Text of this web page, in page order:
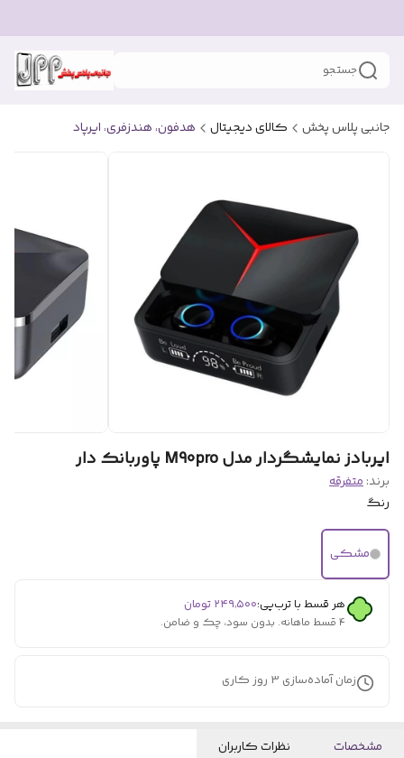
جستجو
جانبی پلاس پخش کالای دیجیتال هدفون، هندزفری، ایرپاد
ایربادز نمایشگردار مدل M90pro پاوربانک دار
برند:متفرقه
رنگ
مشکی
هر قسط با ترب‌پی:۲۴۹٬۵۰۰ تومان
۴ قسط ماهانه. بدون سود، چک و ضامن.
زمان آماده‌سازی 3 روز کاری
مشخصات نظرات کاربران